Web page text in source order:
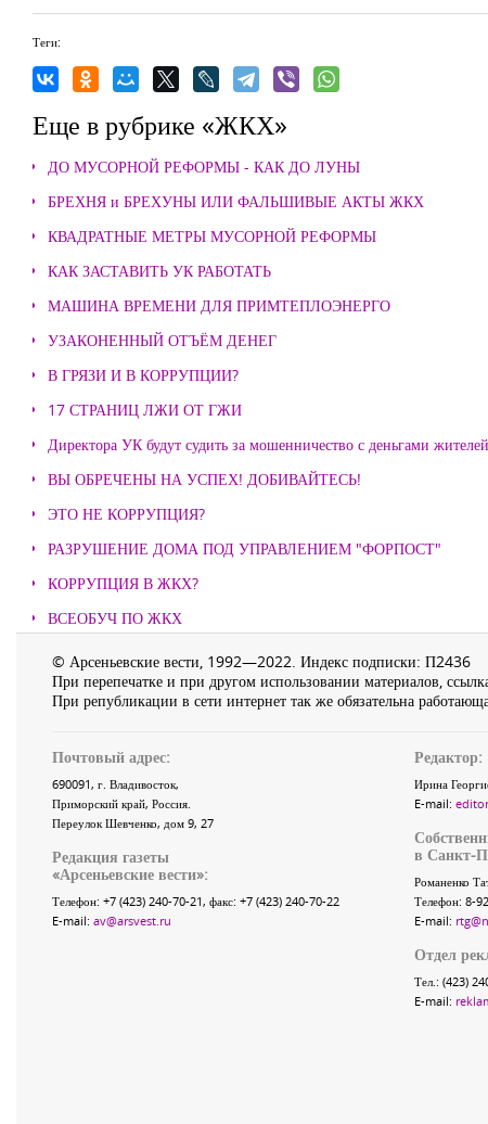
Теги:
Еще в рубрике «ЖКХ»
ДО МУСОРНОЙ РЕФОРМЫ - КАК ДО ЛУНЫ
БРЕХНЯ и БРЕХУНЫ ИЛИ ФАЛЬШИВЫЕ АКТЫ ЖКХ
КВАДРАТНЫЕ МЕТРЫ МУСОРНОЙ РЕФОРМЫ
КАК ЗАСТАВИТЬ УК РАБОТАТЬ
МАШИНА ВРЕМЕНИ ДЛЯ ПРИМТЕПЛОЭНЕРГО
УЗАКОНЕННЫЙ ОТЪЁМ ДЕНЕГ
В ГРЯЗИ И В КОРРУПЦИИ?
17 СТРАНИЦ ЛЖИ ОТ ГЖИ
Директора УК будут судить за мошенничество с деньгами
ВЫ ОБРЕЧЕНЫ НА УСПЕХ! ДОБИВАЙТЕСЬ!
ЭТО НЕ КОРРУПЦИЯ?
РАЗРУШЕНИЕ ДОМА ПОД УПРАВЛЕНИЕМ "ФОРПОСТ"
КОРРУПЦИЯ В ЖКХ?
ВСЕОБУЧ ПО ЖКХ
© Арсеньевские вести, 1992—2022. Индекс подписки: П2436
При перепечатке и при другом использовании материалов,
При републикации в сети интернет так же обязательна
Почтовый адрес:
690091, г. Владивосток,
Приморский край, Россия.
Переулок Шевченко, дом 9, 27
Редакция газеты
«Арсеньевские вести»:
Телефон: +7 (423) 240-70-21, факс: +7 (423) 240-70-22
E-mail: av@arsvest.ru
Редактор:
Ирина
E-mail:
в Санкт-
Романенко
Телефон: 8-
E-mail:
Отдел
Тел.: (423)
E-mail: